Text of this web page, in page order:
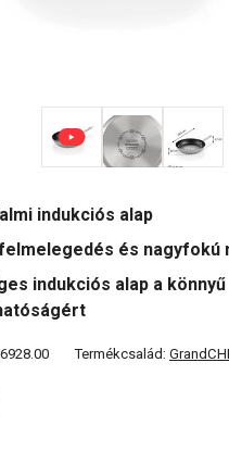
indukciós alap
és nagyfokú
indukciós alap a könnyű
Termékcsalád: